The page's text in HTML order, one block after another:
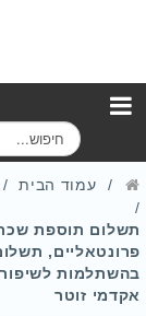
ח
י
עמוד הבית
תשלום תוספת שכר
פרונטאליים,
בהשתלמות
אקדמי זוטר